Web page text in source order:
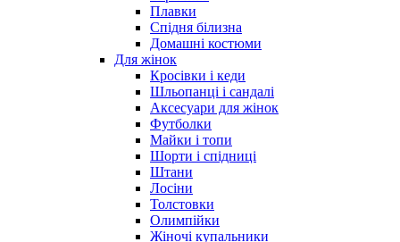
Плавки
Спідня білизна
Домашні костюми
Для жінок
Кросівки і кеди
Шльопанці і сандалі
Аксесуари для жінок
Футболки
Майки і топи
Шорти і спідниці
Штани
Лосіни
Толстовки
Олимпійки
Жіночі купальники